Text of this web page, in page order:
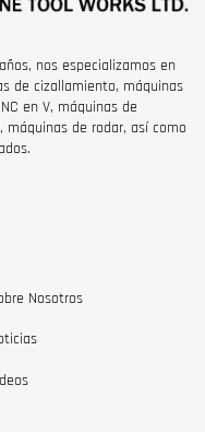
nos especializamos en
de cizallamiento, máquinas
en V, máquinas de
de rodar, así como
Nosotros